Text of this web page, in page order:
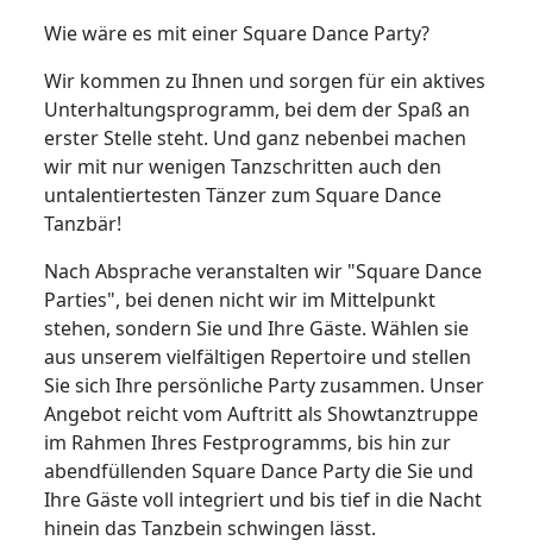
Wie wäre es mit einer Square Dance Party?
Wir kommen zu Ihnen und sorgen für ein aktives
Unterhaltungsprogramm, bei dem der Spaß an
erster Stelle steht. Und ganz nebenbei machen
wir mit nur wenigen Tanzschritten auch den
untalentiertesten Tänzer zum Square Dance
Tanzbär!
Nach Absprache veranstalten wir "Square Dance
Parties", bei denen nicht wir im Mittelpunkt
stehen, sondern Sie und Ihre Gäste. Wählen sie
aus unserem vielfältigen Repertoire und stellen
Sie sich Ihre persönliche Party zusammen. Unser
Angebot reicht vom Auftritt als Showtanztruppe
im Rahmen Ihres Festprogramms, bis hin zur
abendfüllenden Square Dance Party die Sie und
Ihre Gäste voll integriert und bis tief in die Nacht
hinein das Tanzbein schwingen lässt.